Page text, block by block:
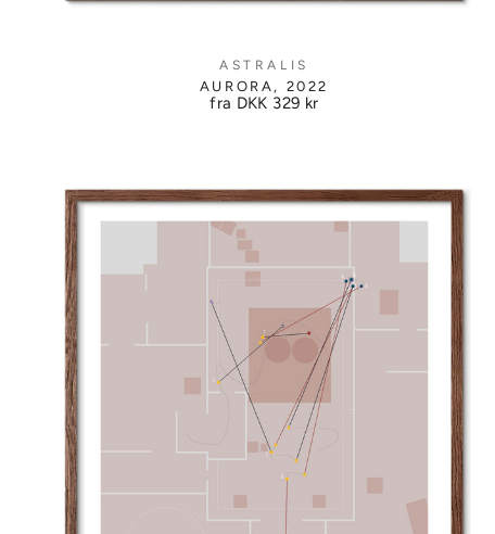
ASTRALIS
AURORA, 2022
fra DKK 329 kr